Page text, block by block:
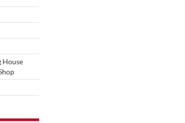
House